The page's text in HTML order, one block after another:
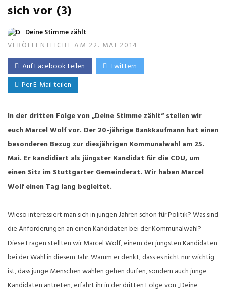
sich vor (3)
Deine Stimme zählt
VERÖFFENTLICHT AM 22. MAI 2014
Auf Facebook teilen
Twittern
Per E-Mail teilen
In der dritten Folge von „Deine Stimme zählt“ stellen wir
euch Marcel Wolf vor. Der 20-jährige Bankkaufmann hat einen
besonderen Bezug zur diesjährigen Kommunalwahl am 25.
Mai. Er kandidiert als jüngster Kandidat für die CDU, um
einen Sitz im Stuttgarter Gemeinderat. Wir haben Marcel
Wolf einen Tag lang begleitet.
Wieso interessiert man sich in jungen Jahren schon für Politik? Was sind
die Anforderungen an einen Kandidaten bei der Kommunalwahl?
Diese Fragen stellten wir Marcel Wolf, einem der jüngsten Kandidaten
bei der Wahl in diesem Jahr. Warum er denkt, dass es nicht nur wichtig
ist, dass junge Menschen wählen gehen dürfen, sondern auch junge
Kandidaten antreten, erfahrt ihr in der dritten Folge von „Deine